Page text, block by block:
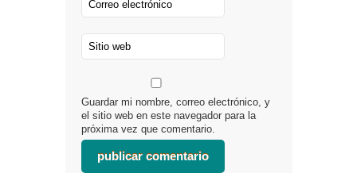
Guardar mi nombre, correo electrónico, y
el sitio web en este navegador para la
próxima vez que comentario.